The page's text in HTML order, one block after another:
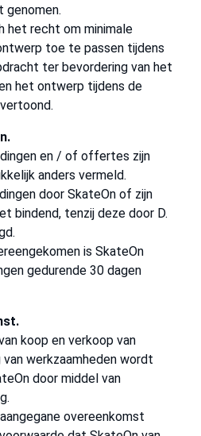
genomen.
het recht om minimale
toe te passen tijdens
ter bevordering van het
het ontwerp tijdens de
en / of offertes zijn
anders vermeld.
door SkateOn of zijn
bindend, tenzij deze door D.
is SkateOn
gedurende 30 dagen
koop en verkoop van
werkzaamheden wordt
door middel van
overeenkomst